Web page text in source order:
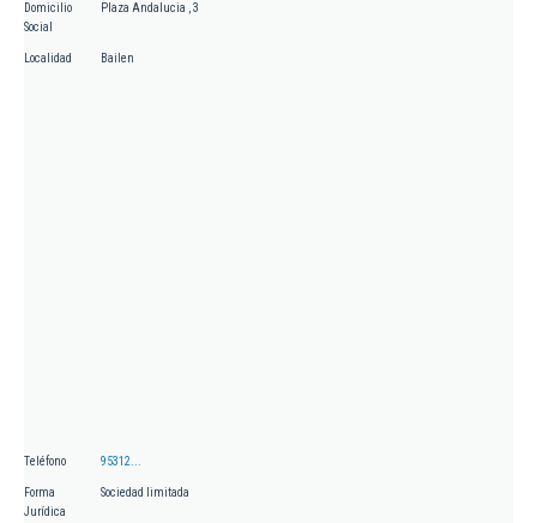
Domicilio
Social
Plaza Andalucia , 3
Localidad Bailen
Teléfono 95312...
Forma
Jurídica
Sociedad limitada